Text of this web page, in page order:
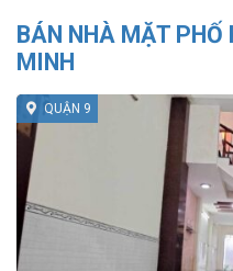
BÁN NHÀ MẶT PHỐ
MINH
QUẬN 9